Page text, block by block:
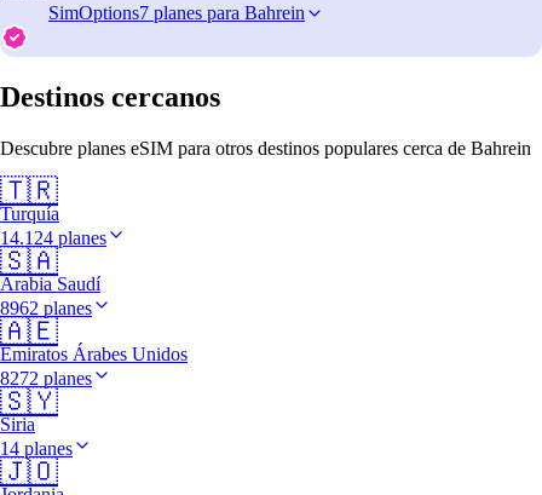
SimOptions7 planes para Bahrein
Destinos cercanos
Descubre planes eSIM para otros destinos populares cerca de Bahrein
🇹🇷
Turquía
14.124 planes
🇸🇦
Arabia Saudí
8962 planes
🇦🇪
Emiratos Árabes Unidos
8272 planes
🇸🇾
Siria
14 planes
🇯🇴